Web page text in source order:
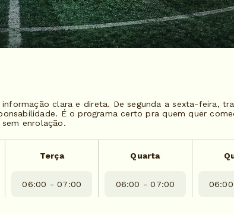
clara e direta. De segunda a sexta-feira,
É o programa certo pra quem quer
enrolação.
Terça
06:00 - 07:00
Quarta
06:00 - 07:00